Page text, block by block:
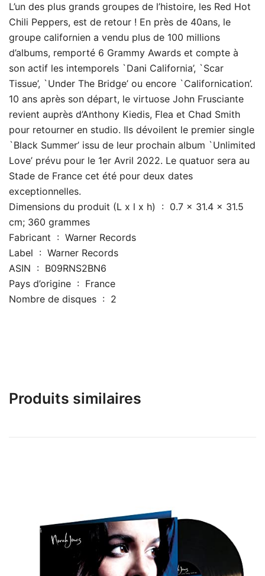
L’un des plus grands groupes de l’histoire, les Red Hot
Chili Peppers, est de retour ! En près de 40ans, le
groupe californien a vendu plus de 100 millions
d’albums, remporté 6 Grammy Awards et compte à
son actif les intemporels `Dani California’, `Scar
Tissue’, `Under The Bridge’ ou encore `Californication’.
10 ans après son départ, le virtuose John Frusciante
revient auprès d’Anthony Kiedis, Flea et Chad Smith
pour retourner en studio. Ils dévoilent le premier single
`Black Summer’ issu de leur prochain album `Unlimited
Love’ prévu pour le 1er Avril 2022. Le quatuor sera au
Stade de France cet été pour deux dates
exceptionnelles.
Dimensions du produit (L x l x h) ‏ : ‎ 0.7 x 31.4 x 31.5
cm; 360 grammes
Fabricant ‏ : ‎ Warner Records
Label ‏ : ‎ Warner Records
ASIN ‏ : ‎ B09RNS2BN6
Pays d’origine ‏ : ‎ France
Nombre de disques ‏ : ‎ 2
Produits similaires